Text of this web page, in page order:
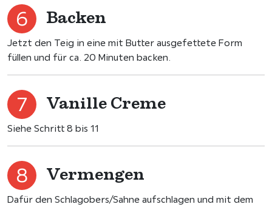
Backen
Jetzt den Teig in eine mit Butter ausgefettete Form
füllen und für ca. 20 Minuten backen.
Vanille Creme
Siehe Schritt 8 bis 11
Vermengen
Dafür den Schlagobers/Sahne aufschlagen und mit dem